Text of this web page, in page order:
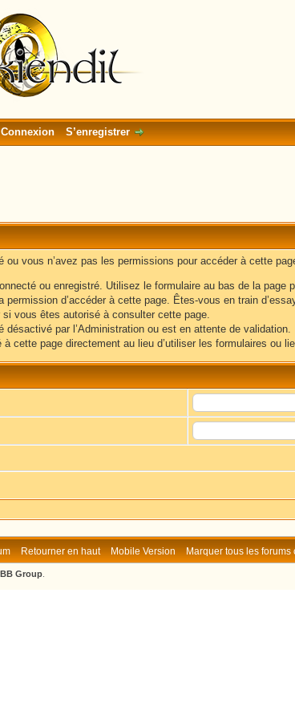
Connexion S’enregistrer
ou vous n’avez pas les permissions pour accéder à cette
ou enregistré. Utilisez le formulaire au bas de la page
permission d’accéder à cette page. Êtes-vous en train
si vous êtes autorisé à consulter cette page.
désactivé par l’Administration ou est en attente de validation.
à cette page directement au lieu d’utiliser les formulaires ou
Retourner en haut Mobile Version Marquer tous les forums
Group.